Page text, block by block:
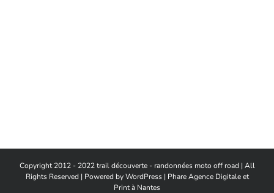
Copyright 2012 - 2022 trail découverte - randonnées moto off road | All
Rights Reserved | Powered byWordPress| Phare Agence Digitale et
Print à Nantes